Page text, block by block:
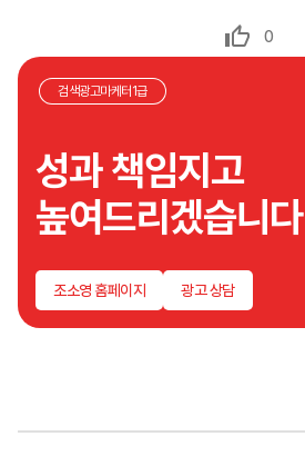
0
검색광고마케터1급
성과 책임지고
높여드리겠습니다
조소영 홈페이지 광고 상담